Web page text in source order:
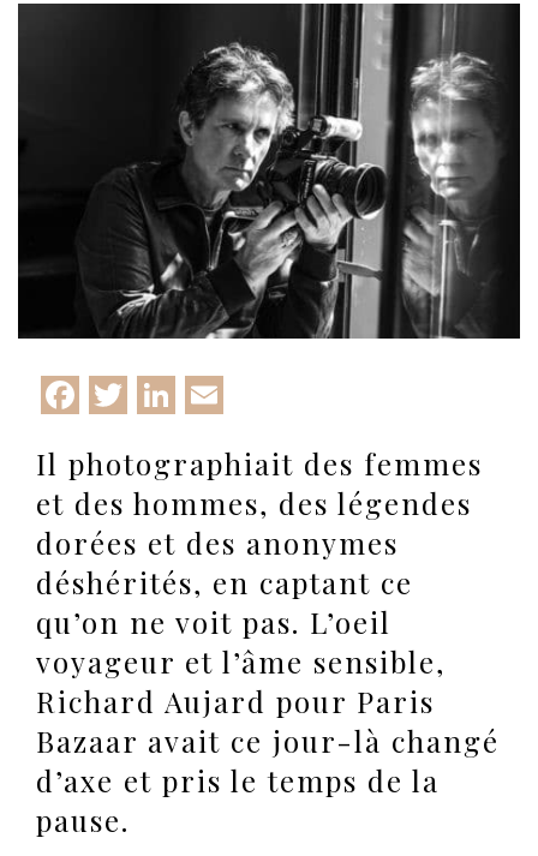
Facebook
Twitter
LinkedIn
Il photographiait des femmes
et des hommes, des légendes
dorées et des anonymes
déshérités, en captant ce
qu’on ne voit pas. L’oeil
voyageur et l’âme sensible,
Richard Aujard pour Paris
Bazaar avait ce jour-là changé
d’axe et pris le temps de la
pause.